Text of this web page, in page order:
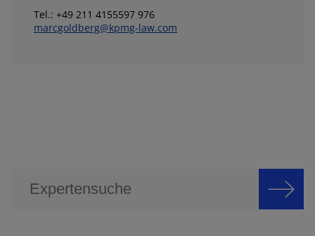
Tel.: +49 211 4155597 976
marcgoldberg@kpmg-law.com